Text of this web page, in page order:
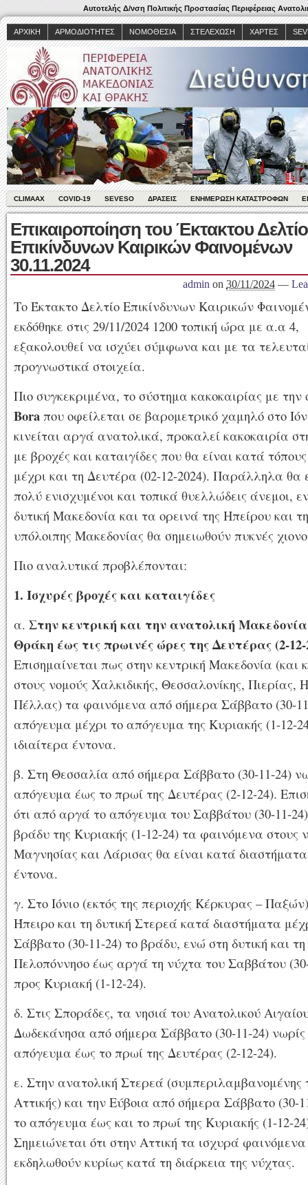
Αυτοτελής Δ/νση Πολιτικής Προστασίας Περιφέρειας
ΑΡΧΙΚΉ ΑΡΜΟΔΙΌΤΗΤΕΣ ΝΟΜΟΘΕΣΊΑ ΣΤΕΛΈΧΩΣΗ ΧΆΡΤΕΣ
CLIMAAX COVID-19 SEVESO ΔΡΆΣΕΙΣ ΕΝΗΜΈΡΩΣΗ ΚΑΤΑΣΤΡΟΦΏΝ
Επικαιροποίηση του Έκτακτου
Επικίνδυνων Καιρικών Φαινομένων
30.11.2024
admin on 30/11/2024 —
Το Έκτακτο Δελτίο Επικίνδυνων Καιρικών
εκδόθηκε στις 29/11/2024 1200 τοπική ώρα με α.α 4,
εξακολουθεί να ισχύει σύμφωνα και με τα
προγνωστικά στοιχεία.
Πιο συγκεκριμένα, το σύστημα κακοκαιρίας με την
Bora που οφείλεται σε βαρομετρικό χαμηλό στο
κινείται αργά ανατολικά, προκαλεί κακοκαιρία
με βροχές και καταιγίδες που θα είναι κατά
μέχρι και τη Δευτέρα (02-12-2024). Παράλληλα θα
πολύ ενισχυμένοι και τοπικά θυελλώδεις άνεμοι,
δυτική Μακεδονία και τα ορεινά της Ηπείρου και
υπόλοιπης Μακεδονίας θα σημειωθούν πυκνές
Πιο αναλυτικά προβλέπονται:
1. Ισχυρές βροχές και καταιγίδες
α. Στην κεντρική και την ανατολική
Θράκη έως τις πρωινές ώρες της Δευτέρας (2-12-
Επισημαίνεται πως στην κεντρική Μακεδονία (και
στους νομούς Χαλκιδικής, Θεσσαλονίκης, Πιερίας,
Πέλλας) τα φαινόμενα από σήμερα Σάββατο (30-
απόγευμα μέχρι το απόγευμα της Κυριακής (1-12-
ιδιαίτερα έντονα.
β. Στη Θεσσαλία από σήμερα Σάββατο (30-11-24)
απόγευμα έως το πρωί της Δευτέρας (2-12-24).
ότι από αργά το απόγευμα του Σαββάτου (30-11-
βράδυ της Κυριακής (1-12-24) τα φαινόμενα στους
Μαγνησίας και Λάρισας θα είναι κατά διαστήματα
έντονα.
γ. Στο Ιόνιο (εκτός της περιοχής Κέρκυρας –
Ήπειρο και τη δυτική Στερεά κατά διαστήματα
Σάββατο (30-11-24) το βράδυ, ενώ στη δυτική και τη
Πελοπόννησο έως αργά τη νύχτα του Σαββάτου
προς Κυριακή (1-12-24).
δ. Στις Σποράδες, τα νησιά του Ανατολικού
Δωδεκάνησα από σήμερα Σάββατο (30-11-24) νωρίς
απόγευμα έως το πρωί της Δευτέρας (2-12-24).
ε. Στην ανατολική Στερεά (συμπεριλαμβανομένης
Αττικής) και την Εύβοια από σήμερα Σάββατο (30-
το απόγευμα έως και το πρωί της Κυριακής (1-12-
Σημειώνεται ότι στην Αττική τα ισχυρά
εκδηλωθούν κυρίως κατά τη διάρκεια της νύχτας.